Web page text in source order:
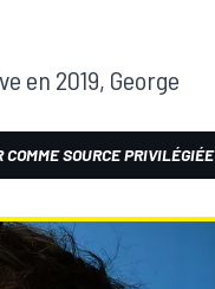
en 2019, George
SOURCE PRIVILÉGIÉE